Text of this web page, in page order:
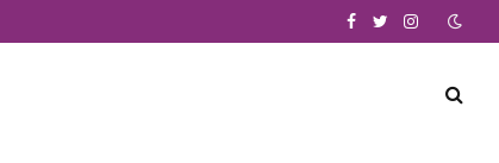
Facebook
TwitterInstagram